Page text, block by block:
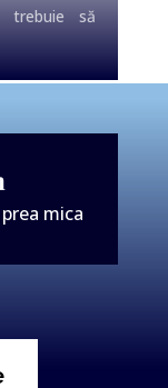
trebuie să
mica